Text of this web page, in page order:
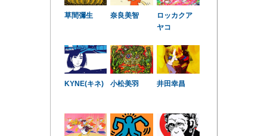
草間彌生 奈良美智
ロッカクア
ヤコ
KYNE(キネ) 小松美羽 井田幸昌